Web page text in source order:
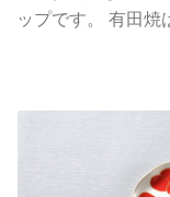
ップです。 有田焼